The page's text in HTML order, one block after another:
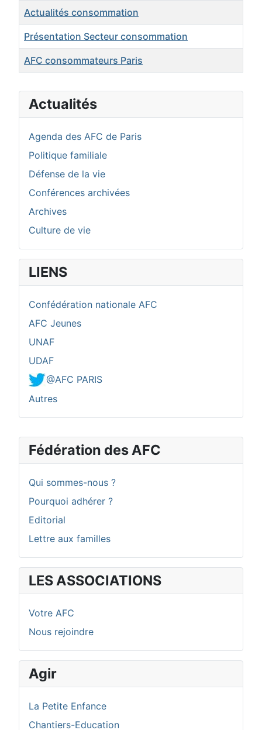
Fédération des AFC
Qui sommes-nous ?
Pourquoi adhérer ?
Editorial
Lettre aux familles
LES ASSOCIATIONS
Votre AFC
Nous rejoindre
Agir
La Petite Enfance
Chantiers-Education
Actualités consommation
Présentation Secteur consommation
AFC consommateurs Paris
Actualités
Agenda des AFC de Paris
Politique familiale
Défense de la vie
Conférences archivées
Archives
Culture de vie
LIENS
Confédération nationale AFC
AFC Jeunes
UNAF
UDAF
@AFC PARIS
Autres